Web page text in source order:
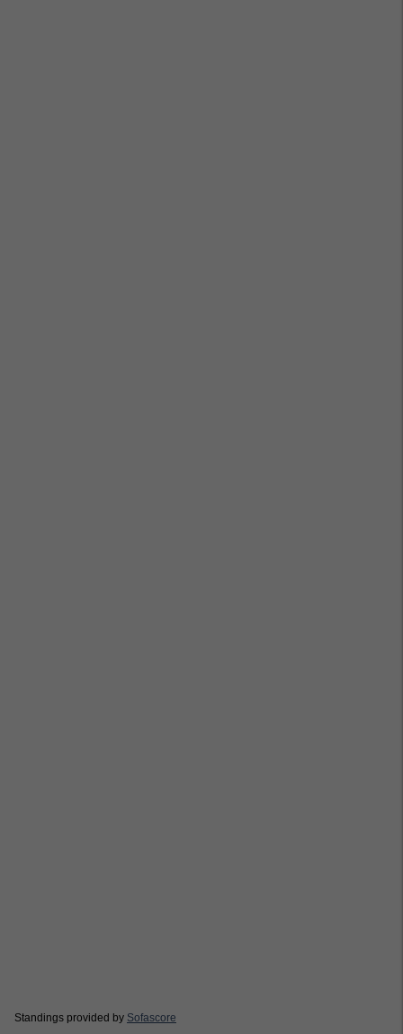
Standings provided by Sofascore